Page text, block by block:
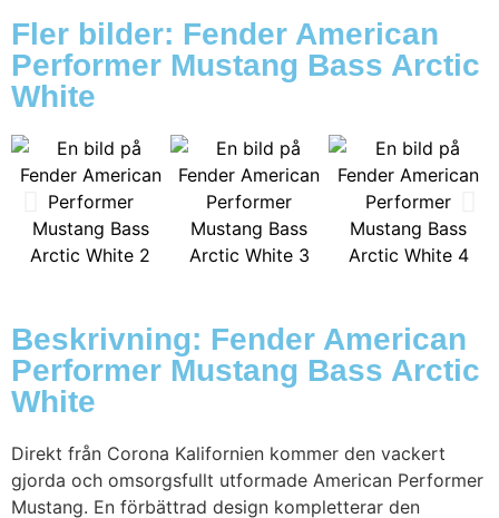
Fler bilder: Fender American
Performer Mustang Bass Arctic
White
Beskrivning: Fender American
Performer Mustang Bass Arctic
White
Direkt från Corona Kalifornien kommer den vackert
gjorda och omsorgsfullt utformade American Performer
Mustang. En förbättrad design kompletterar den